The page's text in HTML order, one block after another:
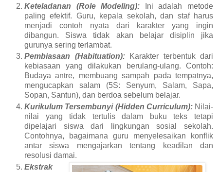
Keteladanan (Role Modeling): Ini adalah metode
paling efektif. Guru, kepala sekolah, dan staf harus
menjadi contoh nyata dari karakter yang ingin
dibangun. Siswa tidak akan belajar disiplin jika
gurunya sering terlambat.
Pembiasaan (Habituation):Karakter terbentuk dari
kebiasaan yang dilakukan berulang-ulang. Contoh:
Budaya antre, membuang sampah pada tempatnya,
mengucapkan salam (5S: Senyum, Salam, Sapa,
Sopan, Santun), dan berdoa sebelum belajar.
Kurikulum Tersembunyi (Hidden Curriculum):Nilai-
nilai yang tidak tertulis dalam buku teks tetapi
dipelajari siswa dari lingkungan sosial sekolah.
Contohnya, bagaimana guru menyelesaikan konflik
antar siswa mengajarkan tentang keadilan dan
resolusi damai.
Ekstrak